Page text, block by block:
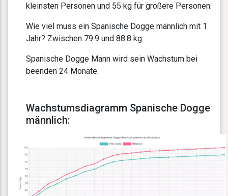
kleinsten Personen und 55 kg für größere Personen.
Wie viel muss ein Spanische Dogge männlich mit 1
Jahr? Zwischen 79.9 und 88.8 kg.
Spanische Dogge Mann wird sein Wachstum bei
beenden 24 Monate.
Wachstumsdiagramm Spanische Dogge
männlich: